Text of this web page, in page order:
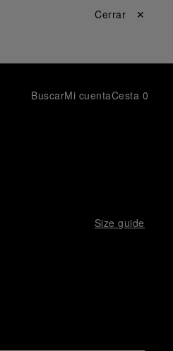
Cerrar ✕
BuscarMi cuentaCesta 0
Size guide